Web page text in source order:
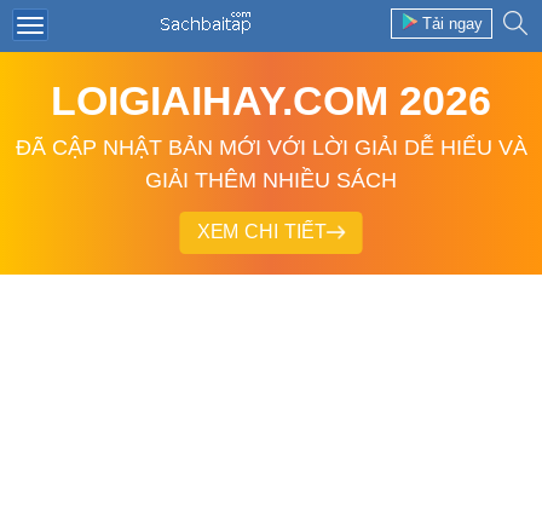
Tải ngay
LOIGIAIHAY.COM 2026
ĐÃ CẬP NHẬT BẢN MỚI VỚI LỜI GIẢI DỄ HIỂU VÀ
GIẢI THÊM NHIỀU SÁCH
XEM CHI TIẾT